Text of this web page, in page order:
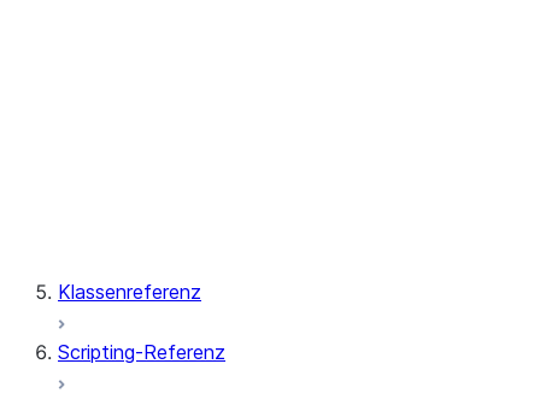
Klassenreferenz
Scripting-Referenz